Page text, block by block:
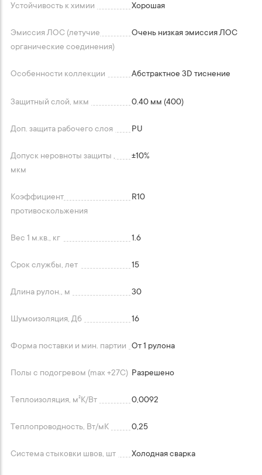
Устойчивость к химии Хорошая
Эмиссия ЛОС (летучие
органические соединения)
Очень низкая эмиссия ЛОС
Особенности коллекции Абстрактное 3D тиснение
Защитный слой, мкм 0.40 мм (400)
Доп. защита рабочего слоя PU
Допуск неровноты защиты ,
мкм
+-10%
Коэффициент
противоскольжения
R10
Вес 1 м.кв., кг 1.6
Срок службы, лет 15
Длина рулон., м 30
Шумоизоляция, Дб 16
Форма поставки и мин. партии От 1 рулона
Полы с подогревом (max +27C) Разрешено
Теплоизоляция, м²K/Вт 0,0092
Теплопроводность, Вт/мК 0,25
Система стыковки швов, шт Холодная сварка